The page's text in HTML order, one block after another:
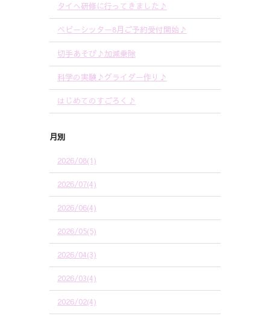
タイへ研修に行ってきました♪
ベビーシッター8月ご予約受付開始♪
切手あそび♪加減乗除
科学の実験♪グライダー作り♪
はじめてのすごろく♪
月別
2026/08(1)
2026/07(4)
2026/06(4)
2026/05(5)
2026/04(3)
2026/03(4)
2026/02(4)